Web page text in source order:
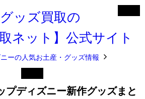
ーの人気お土産・グッズ情報
プディズニー新作グッズまと